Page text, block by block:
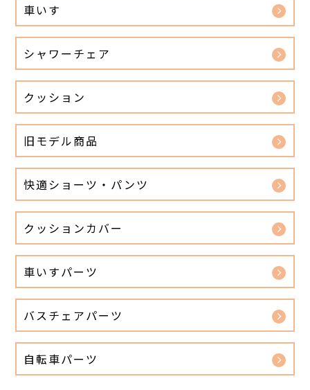
車いす
シャワーチェア
クッション
旧モデル商品
快適ショーツ・パンツ
クッションカバー
車いすパーツ
バスチェアパーツ
自転車パーツ